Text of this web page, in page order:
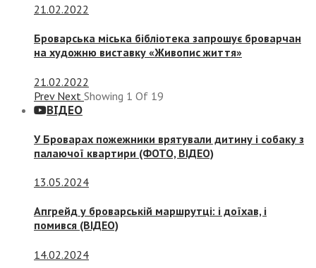
21.02.2022
Броварська міська бібліотека запрошує броварчан
на художню виставку «Живопис життя»
21.02.2022
Prev Next Showing 1 Of 19
ВІДЕО
У Броварах пожежники врятували дитину і собаку з
палаючої квартири (ФОТО, ВІДЕО)
13.05.2024
Апгрейд у броварській маршрутці: і доїхав, і
помився (ВІДЕО)
14.02.2024